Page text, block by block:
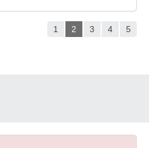
1 2 3 4 5